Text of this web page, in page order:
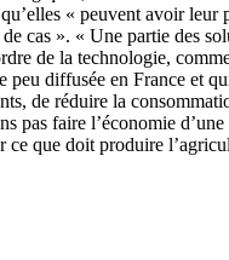
« peuvent avoir leur
cas ». « Une partie des
de la technologie,
peu diffusée en France et
de réduire la
pas faire l’économie
ce que doit produire